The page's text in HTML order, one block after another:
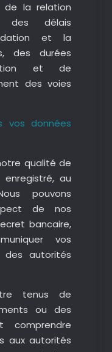
de la relation
des délais
et la
des durées
et de
des voies
vos données
qualité de
au
pouvons
de nos
bancaire,
vos
des autorités
tenus de
ou des
comprendre
aux autorités